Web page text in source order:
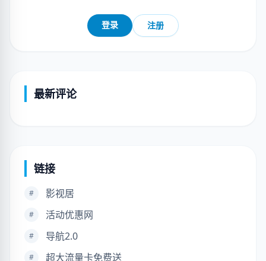
登录 注册
最新评论
链接
# 影视居
# 活动优惠网
# 导航2.0
# 超大流量卡免费送